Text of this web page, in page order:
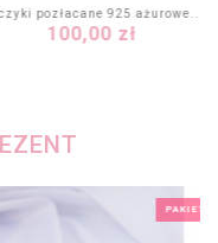
pozłacane 925 ażurowe...
Cena
100,00 zł
PAKIET